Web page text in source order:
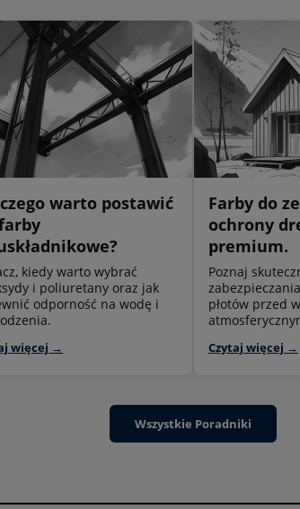
warto postawić
kiedy warto wybrać
i poliuretany oraz jak
odporność na wodę i
więcej →
Farby do
ochrony
premium.
Poznaj
płotów przed
Czytaj więcej →
Wszystkie Poradniki